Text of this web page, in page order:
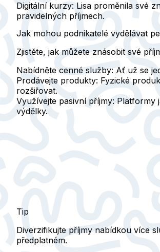
Digitální kurzy: Lisa proměnila své
pravidelných příjmech.
Jak mohou podnikatelé vydělávat
Zjistěte, jak můžete znásobit své
Nabídněte cenné služby: Ať už se
Prodávejte produkty: Fyzické
rozšiřovat.
Využívejte pasivní příjmy: Platformy
výdělky.
Tip
Diverzifikujte příjmy nabídkou více
předplatném.